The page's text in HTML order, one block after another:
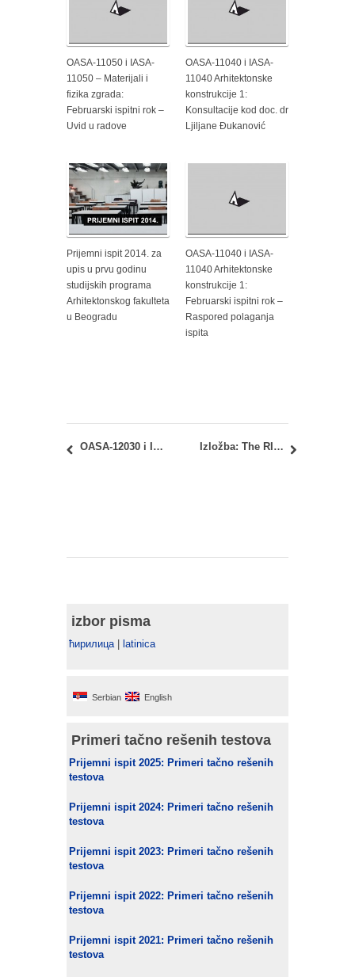
OASA-11050 i IASA-
11050 – Materijali i
fizika zgrada:
Februarski ispitni rok –
Uvid u radove
OASA-11040 i IASA-
11040 Arhitektonske
konstrukcije 1:
Konsultacije kod doc. dr
Ljiljane Đukanović
Prijemni ispit 2014. za
upis u prvu godinu
studijskih programa
Arhitektonskog fakulteta
u Beogradu
OASA-11040 i IASA-
11040 Arhitektonske
konstrukcije 1:
Februarski ispitni rok –
Raspored polaganja
ispita
OASA-12030 i IASA-12030 – Istorija moderne umetnosti i dizajna: Junski 2 ispitni rok – Uvid u radove Izložba: The RIBA President’s Medals Student Awards 2017
izbor pisma
ћирилица | latinica
Serbian English
Primeri tačno rešenih testova
Prijemni ispit 2025: Primeri tačno rešenih
testova
Prijemni ispit 2024: Primeri tačno rešenih
testova
Prijemni ispit 2023: Primeri tačno rešenih
testova
Prijemni ispit 2022: Primeri tačno rešenih
testova
Prijemni ispit 2021: Primeri tačno rešenih
testova